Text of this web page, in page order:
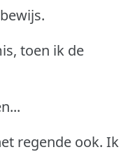
toen ik de
regende ook. Ik